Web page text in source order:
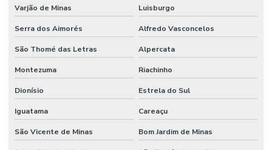
Varjão de Minas Luisburgo
Serra dos Aimorés Alfredo Vasconcelos
São Thomé das Letras Alpercata
Montezuma Riachinho
Dionísio Estrela do Sul
Iguatama Careaçu
São Vicente de Minas Bom Jardim de Minas